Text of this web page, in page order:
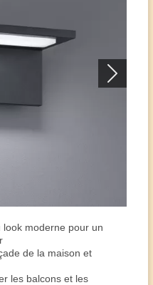
moderne pour un
de la maison et
les balcons et les